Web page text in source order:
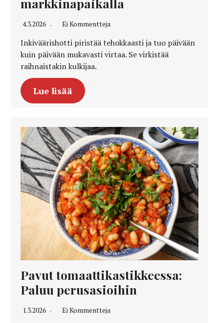
4.3.2026 Ei Kommentteja
Inkiväärishotti piristää tehokkaasti ja tuo päivään
kuin päivään mukavasti virtaa. Se virkistää
raihnaistakin kulkijaa.
Lue lisää
Pavut tomaattikastikkeessa:
Paluu perusasioihin
1.3.2026 Ei Kommentteja